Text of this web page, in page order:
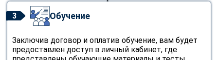
3 Обучение
Заключив договор и оплатив обучение, вам будет
предоставлен доступ в личный кабинет, где